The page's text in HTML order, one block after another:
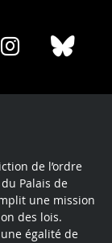
Share
Instagram
de l’ordre
Palais de
une mission
des lois.
égalité de